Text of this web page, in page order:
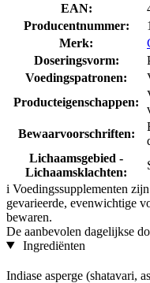
EAN:
Producentnummer:
Merk:
Doseringsvorm:
Voedingspatronen:
Producteigenschappen:
Bewaarvoorschriften:
Lichaamsgebied -
Lichaamsklachten:
i Voedingssupplementen
gevarieerde, evenwichtige
bewaren.
De aanbevolen dagelijkse
Ingrediënten
Indiase asperge (shatavari,